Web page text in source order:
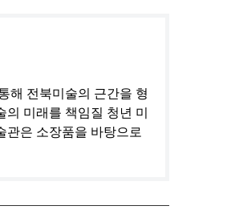
해 전북미술의 근간을 형
미래를 책임질 청년 미
관은 소장품을 바탕으로